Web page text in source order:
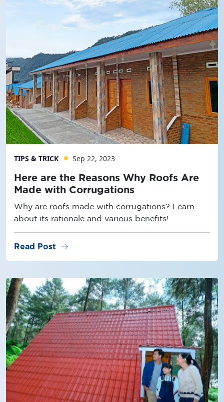
TIPS & TRICK Sep 22, 2023
Here are the Reasons Why Roofs Are
Made with Corrugations
Why are roofs made with corrugations? Learn
about its rationale and various benefits!
Read Post arrow_right_alt